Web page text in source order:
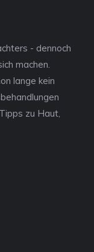
- dennoch
machen.
lange kein
zu Haut,